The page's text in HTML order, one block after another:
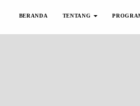
BERANDA TENTANG